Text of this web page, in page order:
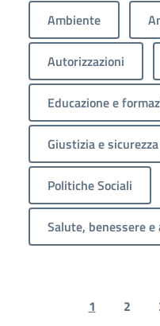
Ambiente
Autorizzazioni
Educazione e
Giustizia e
Politiche Sociali
Salute, benessere
Previous page
1 2